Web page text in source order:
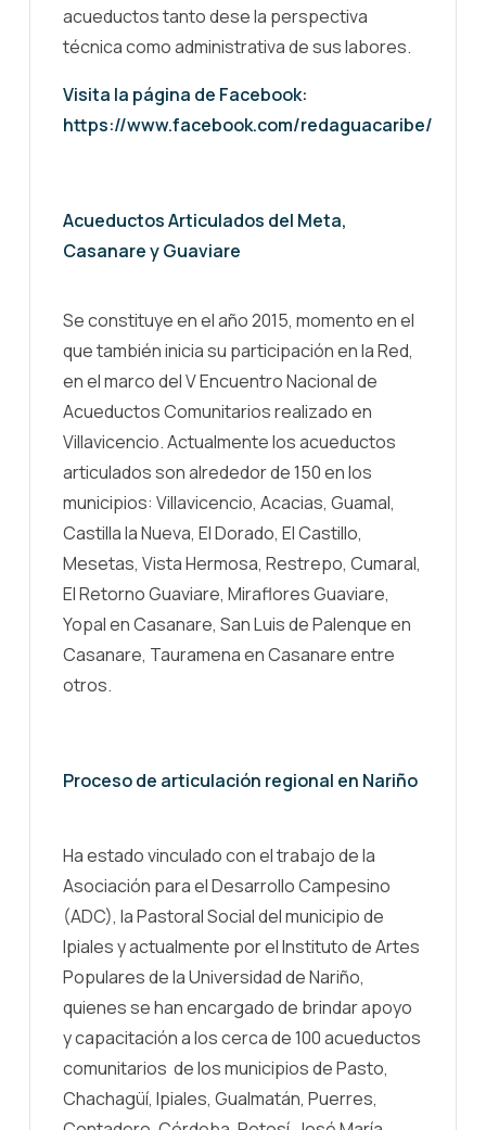
acueductos tanto dese la perspectiva
técnica como administrativa de sus labores.
Visita la página de Facebook:
https://www.facebook.com/redaguacaribe/
Acueductos Articulados del Meta,
Casanare y Guaviare
Se constituye en el año 2015, momento en el
que también inicia su participación en la Red,
en el marco del V Encuentro Nacional de
Acueductos Comunitarios realizado en
Villavicencio. Actualmente los acueductos
articulados son alrededor de 150 en los
municipios: Villavicencio, Acacias, Guamal,
Castilla la Nueva, El Dorado, El Castillo,
Mesetas, Vista Hermosa, Restrepo, Cumaral,
El Retorno Guaviare, Miraflores Guaviare,
Yopal en Casanare, San Luis de Palenque en
Casanare, Tauramena en Casanare entre
otros.
Proceso de articulación regional en Nariño
Ha estado vinculado con el trabajo de la
Asociación para el Desarrollo Campesino
(ADC), la Pastoral Social del municipio de
Ipiales y actualmente por el Instituto de Artes
Populares de la Universidad de Nariño,
quienes se han encargado de brindar apoyo
y capacitación a los cerca de 100 acueductos
comunitarios de los municipios de Pasto,
Chachagüí, Ipiales, Gualmatán, Puerres,